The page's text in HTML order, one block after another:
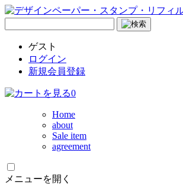
ゲスト
ログイン
新規会員登録
0
Home
about
Sale item
agreement
メニューを開く